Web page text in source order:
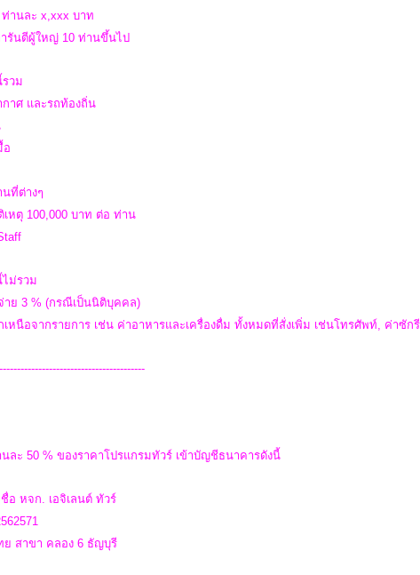
านละ x,xxx บาท
ารันตีผู้ใหญ่ 10 ท่านขึ้นไป
วม
าศ และรถท้องถิ่น
อ
ที่ต่างๆ
หตุ 100,000 บาท ต่อ ท่าน
ไม่รวม
ย 3 % (กรณีเป็นนิติบุคคล)
หนือจากรายการ เช่น ค่าอาหารและเครื่องดื่ม ทั้งหมดที่สั่งเพิ่ม เช่นโทรศัพท์, ค่าซัก
ละ 50 % ของราคาโปรแกรมทัวร์ เข้าบัญชีธนาคารดังนี้
หจก. เอจิเลนต์ ทัวร์
ย สาขา คลอง 6 ธัญบุรี